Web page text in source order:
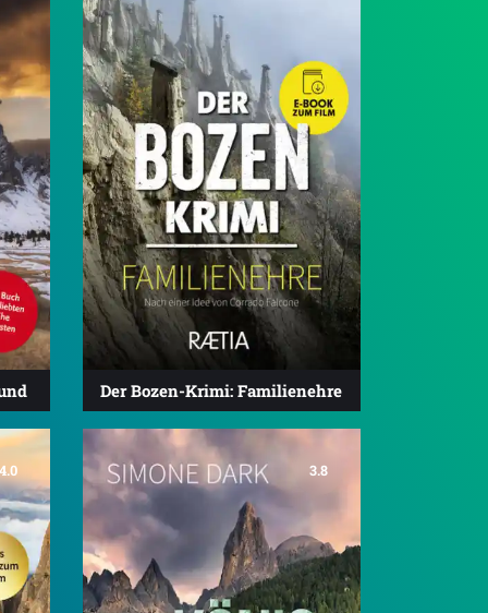
Der Bozen-Krimi: Familienehre
4.0 3.8